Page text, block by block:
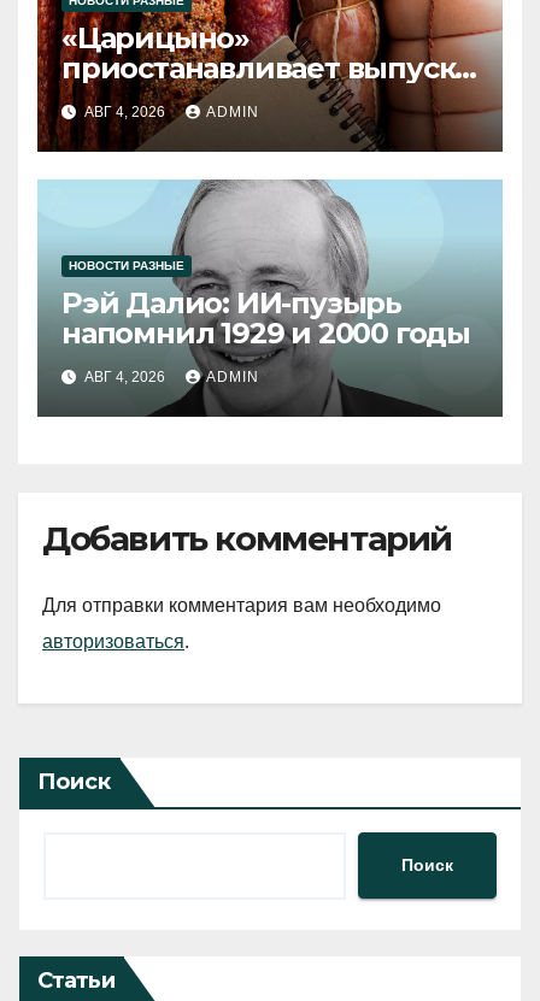
«Царицыно»
приостанавливает выпуск
продукции
АВГ 4, 2026 ADMIN
НОВОСТИ РАЗНЫЕ
Рэй Далио: ИИ-пузырь
напомнил 1929 и 2000 годы
АВГ 4, 2026 ADMIN
Добавить комментарий
Для отправки комментария вам необходимо
авторизоваться.
Поиск
Поиск
Статьи